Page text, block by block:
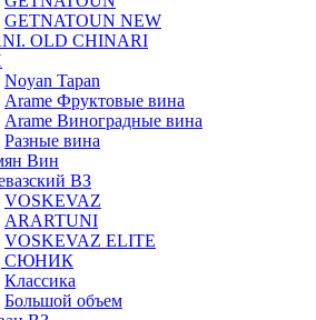
GETNATOUN NEW
OLD CHINARI
Noyan Tapan
Arame Фруктовые вина
Arame Виноградные вина
Разные вина
Вин
ВЗ
VOSKEVAZ
ARARTUNI
VOSKEVAZ ELITE
СЮНИК
Классика
Большой объем